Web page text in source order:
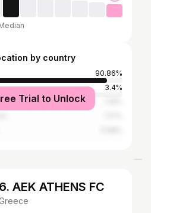
by country
90.86%
3.4%
Trial to Unlock
6. ΑΕΚ ATHENS FC